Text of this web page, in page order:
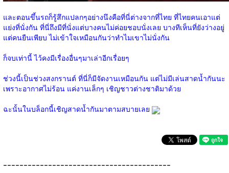
และตอนขึ้นรถก็รู้สึกแปลกๆอย่างนึงคือที่นี่ต่างจากที่ไทย ที่ไทยคนเอาแต่
แย่งที่นั่งกัน ที่นี่ถึงมีที่นั่งแต่บางคนไม่ค่อยชอบนั่งเลย บางทีเห็นที่ยังว่างอยู่
แต่คนยืนเพียบ ไม่เข้าใจเหมือนกันว่าทำไมเขาไม่นั่งกัน
ก็จบเท่านี้ ไว้คงมีเรื่องอื่นๆมาเล่าอีกเรื่อยๆ
ช่วงนี้เป็นช่วงสงกรานต์ ที่นี่ก็มีจัดงานเหมือนกัน แต่ไม่มีเล่นสาดน้ำกันนะ
เพราะอากาศไม่ร้อน แค่งานเล็กๆ เชิญชาวต่างชาติมาด้วย
ฉะนั้นในบล็อกนี้เชิญสาดน้ำกันมาตามสบายเลย
-----------------------------------------